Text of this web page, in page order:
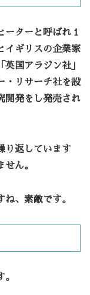
ーターと呼ばれ１
イギリスの企業家
国アラジン社」
・リサーチ社を設
開発をし発売され
り返しています
ん。
、素敵です。